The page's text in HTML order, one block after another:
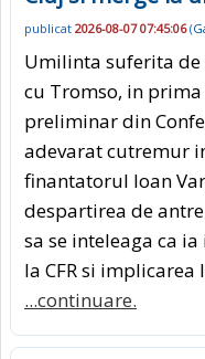
publicat 2026-08-07 07:45:06(
Umilinta suferita de
cu Tromso, in
preliminar din
adevarat cutremur
finantatorul Ioan
despartirea de
sa se inteleaga ca
la CFR si
...continuare.